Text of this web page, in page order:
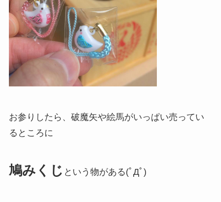
お参りしたら、破魔矢や絵馬がいっぱい売ってい
るところに
鳩みくじ という物がある(ﾟДﾟ)